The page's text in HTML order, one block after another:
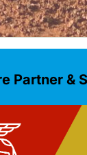
Partner &